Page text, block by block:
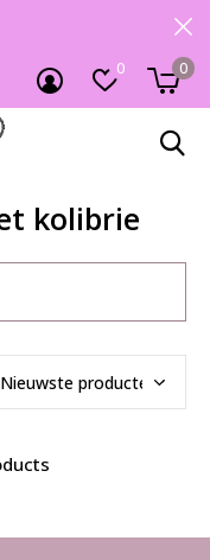
0 0
kolibrie